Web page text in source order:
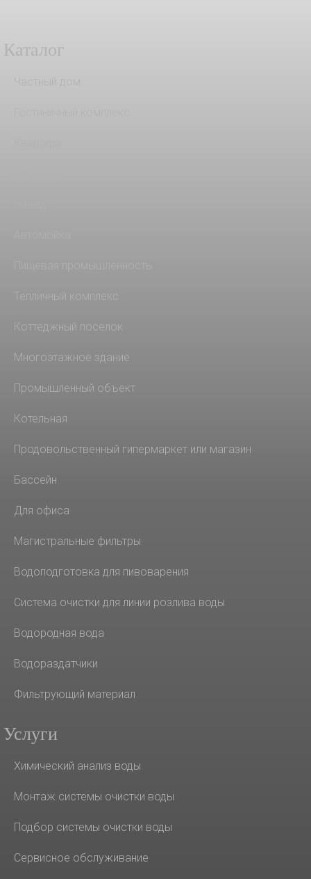
Каталог
Тепличный комплекс
Коттеджный поселок
Многоэтажное здание
Промышленный объект
Котельная
Продовольственный гипермаркет или магазин
Бассейн
Для офиса
Магистральные фильтры
Водоподготовка для пивоварения
Система очистки для линии розлива воды
Водородная вода
Водораздатчики
Фильтрующий материал
Услуги
Химический анализ воды
Монтаж системы очистки воды
Подбор системы очистки воды
Сервисное обслуживание